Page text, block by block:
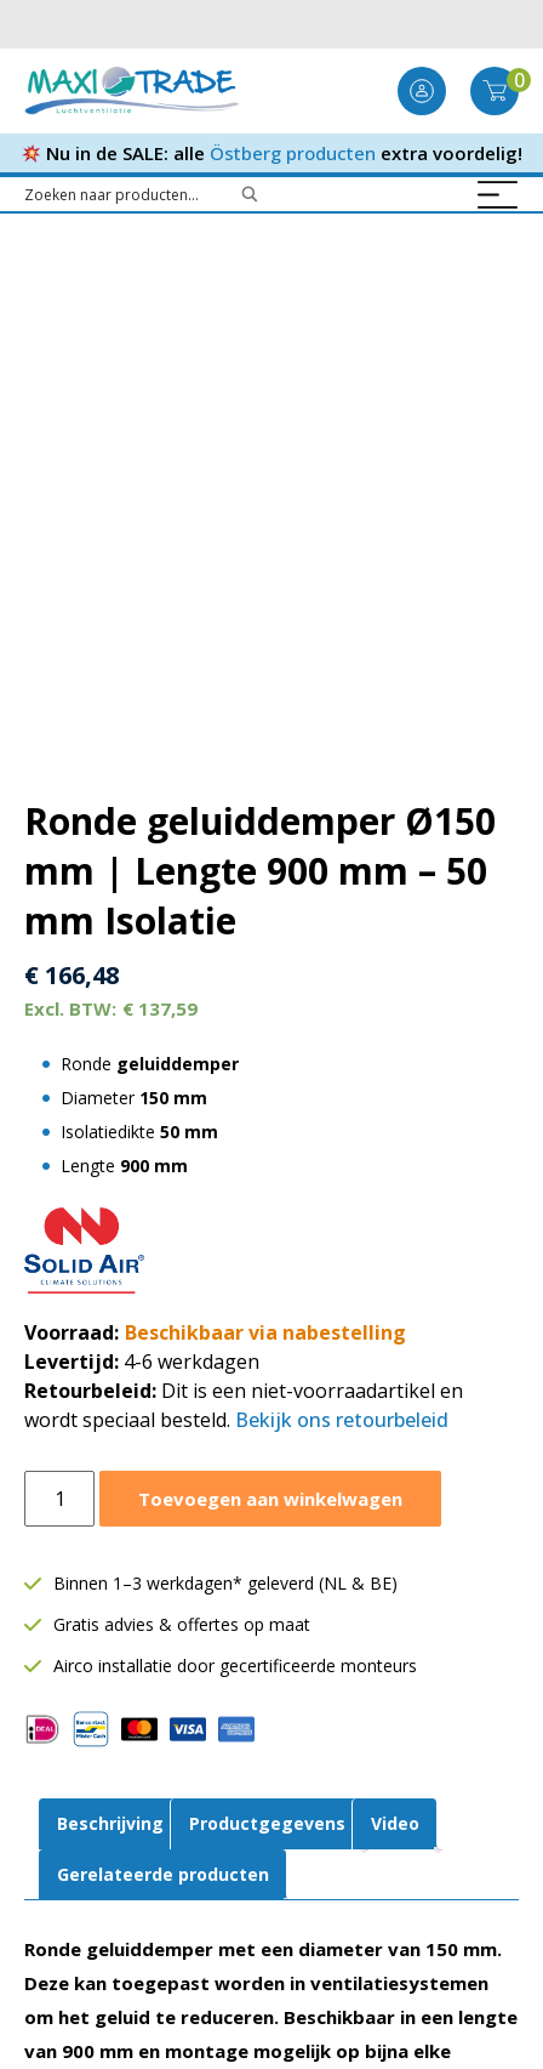
0
Nu in de SALE: alle Östberg producten extra voordelig!
Ronde geluiddemper Ø150
mm | Lengte 900 mm – 50
mm Isolatie
€ 166,48
€ 137,59
Ronde geluiddemper
Diameter 150 mm
Isolatiedikte 50 mm
Lengte 900 mm
Voorraad: Beschikbaar via nabestelling
Levertijd: 4-6 werkdagen
Retourbeleid: Dit is een niet-voorraadartikel en
wordt speciaal besteld. Bekijk ons retourbeleid
geluiddemper
mm
Lengte
900
–
50
Isolatie
aantal
Toevoegen aan winkelwagen
Binnen 1–3 werkdagen* geleverd (NL & BE)
Gratis advies & offertes op maat
Airco installatie door gecertificeerde monteurs
Beschrijving Productgegevens Video
Gerelateerde producten
Ronde geluiddemper met een diameter van 150 mm.
Deze kan toegepast worden in ventilatiesystemen
om het geluid te reduceren. Beschikbaar in een lengte
van 900 mm en montage mogelijk op bijna elke